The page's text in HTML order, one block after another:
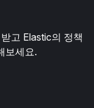
고 Elastic의 정책
보세요.